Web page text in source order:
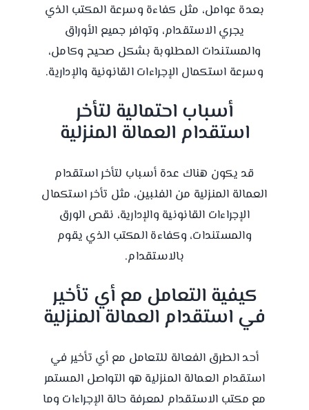
بعدة عوامل، مثل كفاءة وسرعة المكتب الذي
يجري الاستقدام، وتوافر جميع الأوراق
والمستندات المطلوبة بشكل صحيح وكامل،
وسرعة استكمال الإجراءات القانونية والإدارية.
أسباب احتمالية لتأخر
استقدام العمالة المنزلية
قد يكون هناك عدة أسباب لتأخر استقدام
العمالة المنزلية من الفلبين، مثل تأخر استكمال
الإجراءات القانونية والإدارية، نقص الورق
والمستندات، وكفاءة المكتب الذي يقوم
بالاستقدام.
كيفية التعامل مع أي تأخير
في استقدام العمالة المنزلية
أحد الطرق الفعالة للتعامل مع أي تأخير في
استقدام العمالة المنزلية هو التواصل المستمر
مع مكتب الاستقدام لمعرفة حالة الإجراءات وما